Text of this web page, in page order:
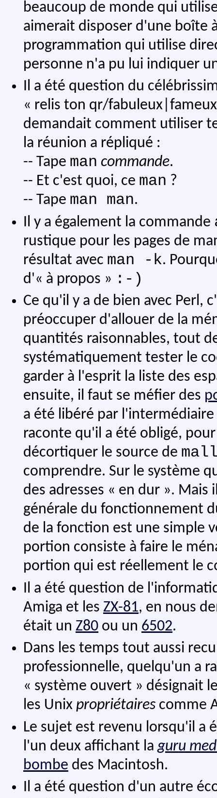
beaucoup de monde qui
aimerait disposer d'une boîte
programmation qui utilise
personne n'a pu lui indiquer
Il a été question du
« relis ton qr/
demandait comment utiliser
la réunion a répliqué :
-- Tape man commande.
-- Et c'est quoi, ce man ?
-- Tape man man.
Il y a également la commande
rustique pour les pages de
résultat avec man -k.
d'« à propos » :-)
Ce qu'il y a de bien avec Perl,
préoccuper d'allouer de la
quantités raisonnables, tout
systématiquement tester le
garder à l'esprit la liste des
ensuite, il faut se méfier des
a été libéré par
raconte qu'il a été obligé,
décortiquer le source de
comprendre. Sur le système
des adresses « en dur ».
générale du fonctionnement
de la fonction est une simple
portion consiste à faire le
portion qui est réellement le
Il a été question de
Amiga et les ZX-81, en nous
était un Z80 ou un 6502.
Dans les temps tout aussi
professionnelle, quelqu'un a
« système ouvert » désignait
les Unix propriétaires comme
Le sujet est revenu lorsqu'il a
l'un deux affichant laguru
bombe des Macintosh.
Il a été question d'un autre